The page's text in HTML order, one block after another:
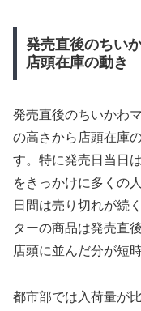
発売直後のちい
店頭在庫の動き
発売直後のちいかわ
の高さから店頭在庫
す。特に発売日当日
をきっかけに多くの
日間は売り切れが続
ターの商品は発売直
店頭に並んだ分が短
都市部では入荷量が